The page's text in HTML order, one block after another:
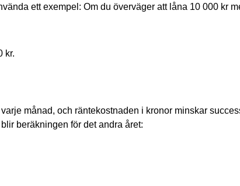
ett exempel: Om du överväger att låna 10 000 kr
kr.
månad, och räntekostnaden i kronor minskar
beräkningen för det andra året: